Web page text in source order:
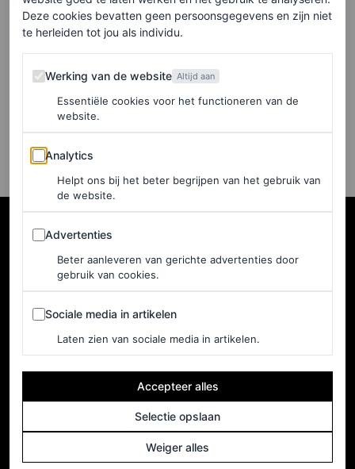
(verrassend genoeg) nog
nooit een Oscar hebben
gewonnen
RADHIKA SETH
Adverteren
Nieuwsbrief
Deze cookies bevatten geen persoonsgegevens en zijn niet
te herleiden tot jou als individu.
Werking van de website
Werking van de website Altijd aan
Essentiële cookies voor het functioneren van de
website.
Analytics
Analytics
Helpt ons bij het beter begrijpen van het gebruik van
de website.
Advertenties
Advertenties
Beter aanleveren van gerichte advertenties door
gebruik van cookies.
Sociale media in artikelen
Sociale media in artikelen
Laten zien van sociale media in artikelen.
Accepteer alles
Selectie opslaan
Weiger alles